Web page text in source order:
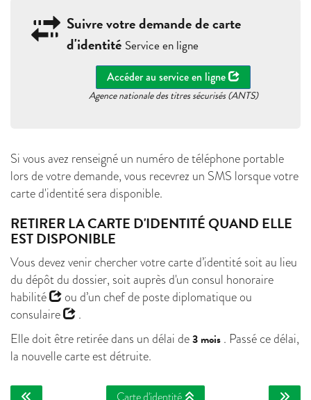
Suivre votre demande de carte
d'identité Service en ligne
Accéder au service en ligne
Agence nationale des titres sécurisés (ANTS)
Si vous avez renseigné un numéro de téléphone portable
lors de votre demande, vous recevrez un SMS lorsque votre
carte d'identité sera disponible.
RETIRER LA CARTE D'IDENTITÉ QUAND ELLE
EST DISPONIBLE
Vous devez venir chercher votre carte d’identité soit au lieu
du dépôt du dossier, soit auprès d'un consul honoraire
habilité
ou d’un chef de poste diplomatique ou
consulaire
.
Elle doit être retirée dans un délai de3 mois . Passé ce délai,
la nouvelle carte est détruite.